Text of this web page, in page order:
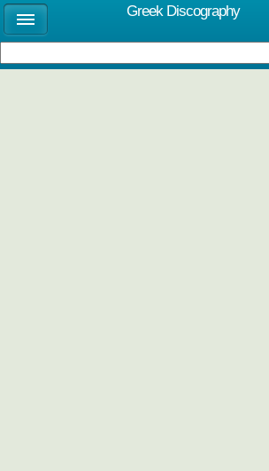
Greek Discography